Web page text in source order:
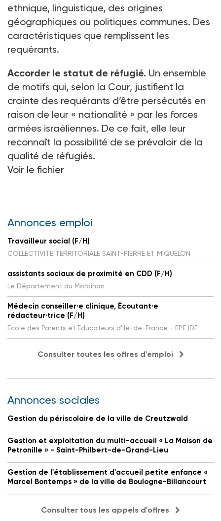
ethnique, linguistique, des origines
géographiques ou politiques communes. Des
caractéristiques que remplissent les
requérants.
Accorder le statut de réfugié. Un ensemble
de motifs qui, selon la Cour, justifient la
crainte des requérants d’être persécutés en
raison de leur « nationalité » par les forces
armées israéliennes. De ce fait, elle leur
reconnaît la possibilité de se prévaloir de la
qualité de réfugiés.
Voir le fichier
Annonces emploi
Travailleur social (F/H)
COLLECTIVITE TERRITORIALE SAINT-PIERRE ET MIQUELON
assistants sociaux de proximité en CDD (F/H)
Le Département du Morbihan
Médecin conseiller·e clinique, Écoutant·e
rédacteur·trice (F/H)
Ecole des Parents et Educateurs d'Ile-de-France - EPE IDF
Consulter toutes les offres d'emploi
Annonces sociales
Gestion du périscolaire de la ville de Creutzwald
Gestion et exploitation du multi-accueil « La Maison de
Petronille » - Saint-Philbert-de-Grand-Lieu
Gestion de l'établissement d'accueil petite enfance «
Marcel Bontemps » de la ville de Boulogne-Billancourt
Consulter tous les appels d'offres